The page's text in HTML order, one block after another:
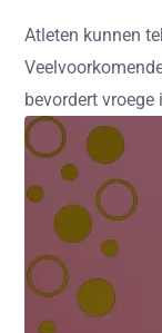
Atleten kunnen
bevordert